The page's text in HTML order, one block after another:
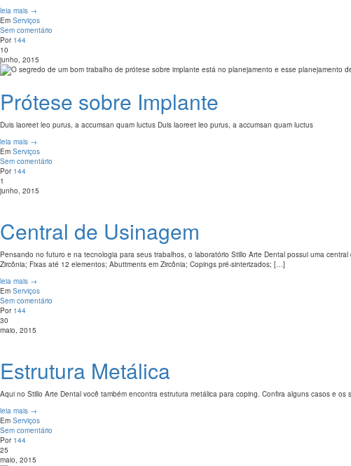
leia mais →
Em Serviços
Sem comentário
Por 144
10
junho, 2015
Prótese sobre Implante
Duis laoreet leo purus, a accumsan quam luctus Duis laoreet leo purus, a accumsan quam luctus
leia mais →
Em Serviços
Sem comentário
Por 144
1
junho, 2015
Central de Usinagem
Pensando no futuro e na tecnologia para seus trabalhos, o laboratório Stillo Arte Dental possui uma
Zircônia; Fixas até 12 elementos; Abuttments em Zircônia; Copings pré-sinterizados; […]
leia mais →
Em Serviços
Sem comentário
Por 144
30
maio, 2015
Estrutura Metálica
Aqui no Stillo Arte Dental você também encontra estrutura metálica para coping. Confira alguns casos e
leia mais →
Em Serviços
Sem comentário
Por 144
25
maio, 2015